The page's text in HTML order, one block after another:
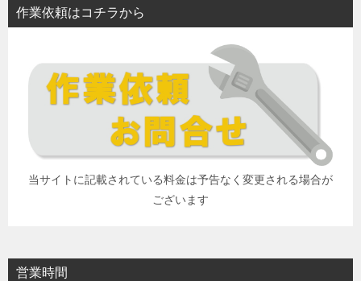
作業依頼はコチラから
当サイトに記載されている料金は予告なく変更される場合が
ございます
営業時間